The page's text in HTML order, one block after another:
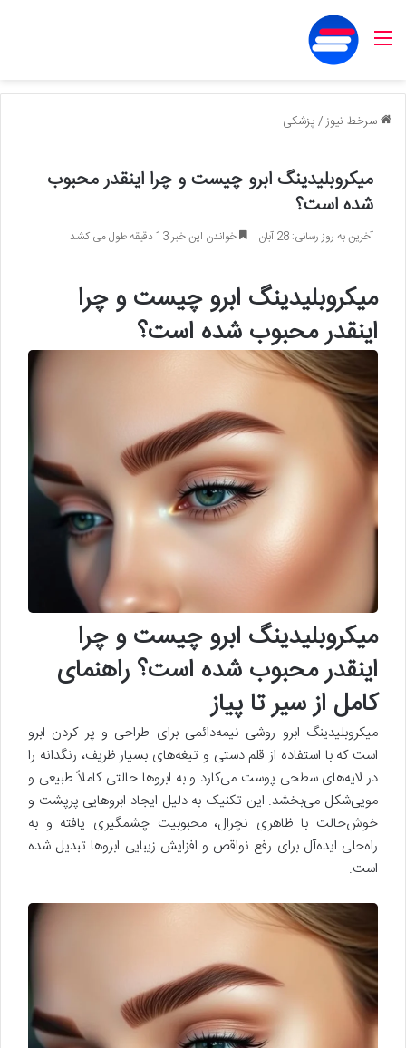
منو
سرخط نیوز/پزشکی
میکروبلیدینگ ابرو چیست و چرا اینقدر محبوب
شده است؟
آخرین به روز رسانی: 28 آبان خواندن این خبر 13 دقیقه طول می کشد
میکروبلیدینگ ابرو چیست و چرا
اینقدر محبوب شده است؟
میکروبلیدینگ ابرو چیست و چرا
اینقدر محبوب شده است؟ راهنمای
کامل از سیر تا پیاز
میکروبلیدینگ ابرو روشی نیمه‌دائمی برای طراحی و پر کردن ابرو
است که با استفاده از قلم دستی و تیغه‌های بسیار ظریف، رنگدانه را
در لایه‌های سطحی پوست می‌کارد و به ابروها حالتی کاملاً طبیعی و
مویی‌شکل می‌بخشد. این تکنیک به دلیل ایجاد ابروهایی پرپشت و
خوش‌حالت با ظاهری نچرال، محبوبیت چشمگیری یافته و به
راه‌حلی ایده‌آل برای رفع نواقص و افزایش زیبایی ابروها تبدیل شده
است.